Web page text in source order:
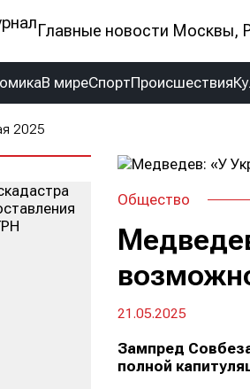
Главные новости Москвы,
В миреСпортПроисшествия
2025
Общество
21.05.2025
Зампред
полной